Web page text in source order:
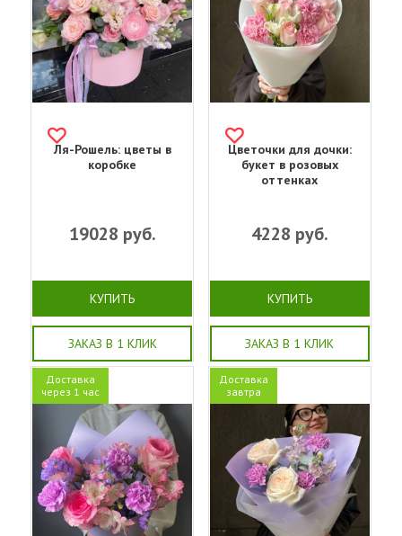
Ля-Рошель: цветы в
коробке
19028 руб.
КУПИТЬ
ЗАКАЗ В 1 КЛИК
Цветочки для дочки:
букет в розовых
оттенках
4228 руб.
КУПИТЬ
ЗАКАЗ В 1 КЛИК
Доставка
через 1 час
Доставка
завтра